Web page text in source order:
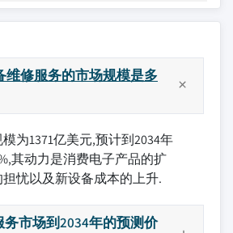
维修服务的市场规模是多
为1371亿美元,预计到2034年
其动力是消费电子产品的扩
忧以及新设备成本的上升.
市场到2034年的预测价